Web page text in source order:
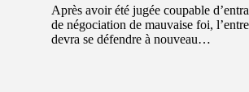
Après avoir été jugée coupable
de négociation de mauvaise foi,
devra se défendre à nouveau…